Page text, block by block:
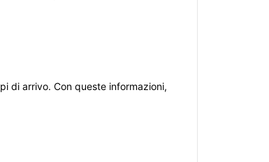
di arrivo. Con queste informazioni,